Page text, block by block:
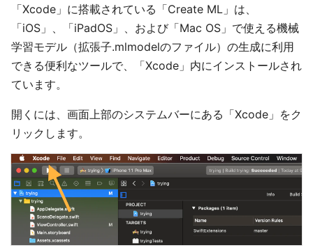
「Xcode」に搭載されている「Create ML」は、
「iOS」、「iPadOS」、および「Mac OS」で使える機械
学習モデル（拡張子.mlmodelのファイル）の生成に利用
できる便利なツールで、「Xcode」内にインストールされ
ています。
開くには、画面上部のシステムバーにある「Xcode」をク
リックします。